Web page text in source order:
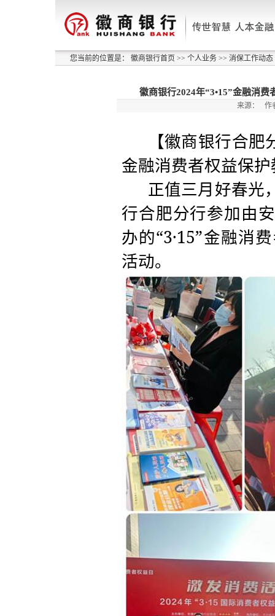
您当前的位置是： 徽商银行首页 >> 个人业务 >> 消保工作动态
徽商银行2024年“3•15”金融消
来源： 作